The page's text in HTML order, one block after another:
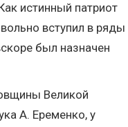
истинный патриот
вступил в ряды
был назначен
Великой
А. Еременко, у